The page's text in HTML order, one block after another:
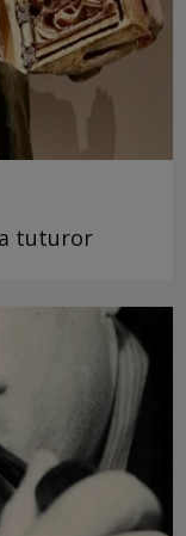
tuturor